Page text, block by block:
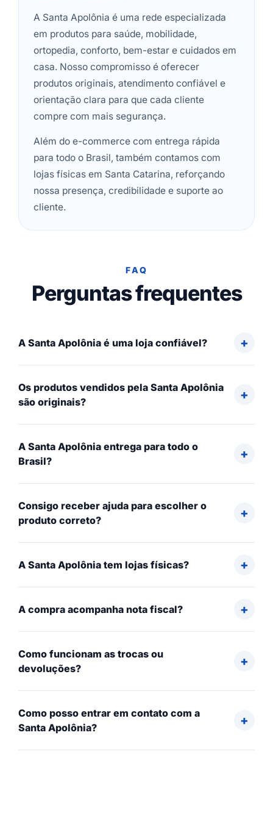
A Santa Apolônia é uma rede especializada
em produtos para saúde, mobilidade,
ortopedia, conforto, bem-estar e cuidados em
casa. Nosso compromisso é oferecer
produtos originais, atendimento confiável e
orientação clara para que cada cliente
compre com mais segurança.
Além do e-commerce com entrega rápida
para todo o Brasil, também contamos com
lojas físicas em Santa Catarina, reforçando
nossa presença, credibilidade e suporte ao
cliente.
FAQ
Perguntas frequentes
A Santa Apolônia é uma loja confiável?
Os produtos vendidos pela Santa Apolônia
são originais?
A Santa Apolônia entrega para todo o
Brasil?
Consigo receber ajuda para escolher o
produto correto?
A Santa Apolônia tem lojas físicas?
A compra acompanha nota fiscal?
Como funcionam as trocas ou
devoluções?
Como posso entrar em contato com a
Santa Apolônia?